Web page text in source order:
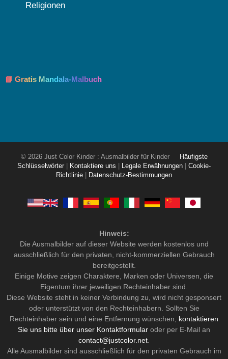
Religionen
📘 Gratis Mandala-Malbuch
© 2026 Just Color Kinder : Ausmalbilder für Kinder
Häufigste
Schlüsselwörter
Kontaktiere uns Legale Erwähnungen
Cookie-
Richtlinie
Datenschutz-Bestimmungen
Hinweis:
Die Ausmalbilder auf dieser Website werden kostenlos und
ausschließlich für den privaten, nicht-kommerziellen Gebrauch
bereitgestellt.
Einige Motive zeigen Charaktere, Marken oder Universen, die
Eigentum ihrer jeweiligen Rechteinhaber sind.
Diese Website steht in keiner Verbindung zu, wird nicht gesponsert
oder unterstützt von den Rechteinhabern. Sollten Sie
Rechteinhaber sein und eine Entfernung wünschen, kontaktieren
Sie uns bitte über unser Kontaktformular oder per E-Mail an
contact@justcolor.net.
Alle Ausmalbilder sind ausschließlich für den privaten Gebrauch im